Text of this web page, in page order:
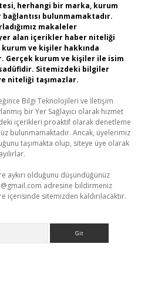
herhangi bir marka, kurum
bulunmamaktadır.
makaleler
alan içerikler haber niteliği
ve kişiler hakkında
Gerçek kurum ve kişiler ile isim
Sitemizdeki bilgiler
niteliği taşımazlar.
Bilgi Teknolojileri ve İletişim
bir Yer Sağlayıcı olarak hizmet
içerikleri proaktif olarak denetleme
bulunmamaktadır. Ancak, üyelerimiz
taşımakta olup, siteye üye olarak
aykırı olduğunu düşündüğünüz
adresine bildirmeniz
içerisinde sitemizden kaldırılacaktır.